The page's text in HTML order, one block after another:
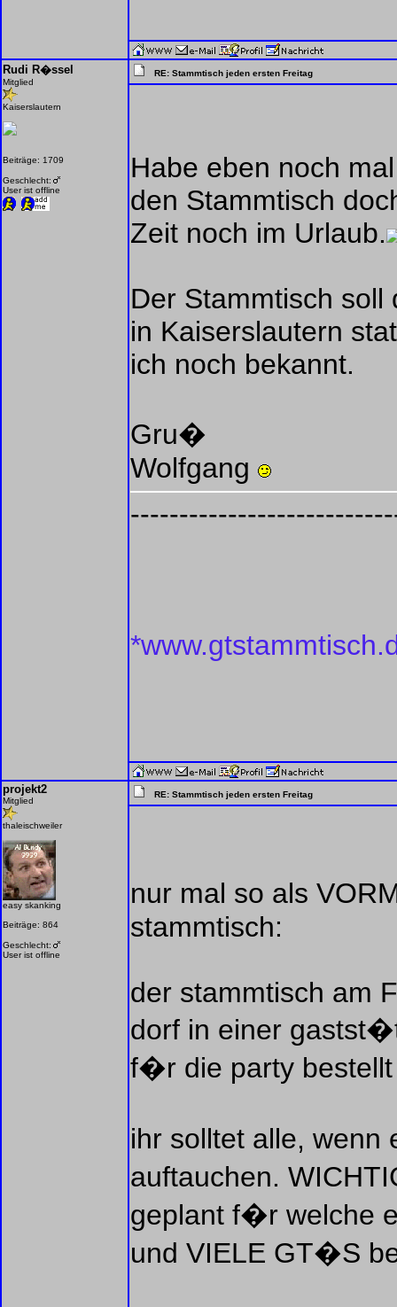
Rudi R�ssel
Mitglied
Kaiserslautern
Beiträge: 1709
Geschlecht:
User ist offline
RE: Stammtisch jeden ersten Freitag
Habe eben noch
den Stammtisch
Zeit noch im Urlaub.
Der Stammtisch
in Kaiserslautern
ich noch bekannt.
Gru�
Wolfgang
projekt2
Mitglied
thaleischweiler
easy skanking
Beiträge: 864
Geschlecht:
User ist offline
RE: Stammtisch jeden ersten Freitag
nur mal so als
stammtisch:
der stammtisch am
dorf in einer
f�r die party
ihr solltet alle,
auftauchen.
geplant f�r welche
und VIELE GT�S